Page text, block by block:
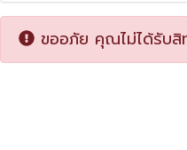
ขออภัย คุณไม่ได้รับสิ